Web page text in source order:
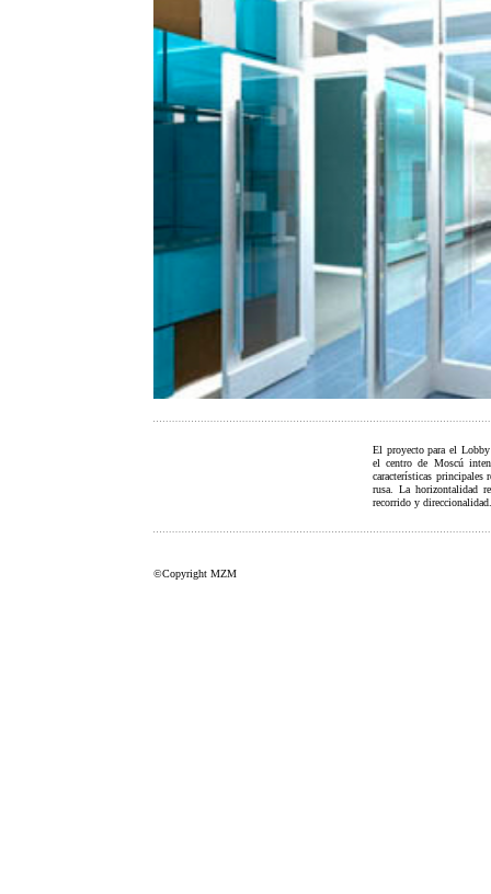
El proyecto para el
el centro de Moscú
características principales
rusa. La horizontalidad
recorrido y direccionalidad.
©Copyright MZM